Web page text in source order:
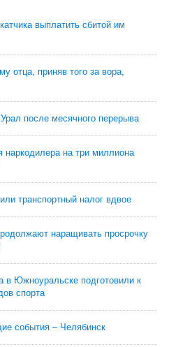
выплатить сбитой им
отца, приняв того за вора,
после месячного перерыва
на три миллиона
транспортный налог вдвое
наращивать просрочку
в Южноуральске подготовили к
спорта
события – Челябинск